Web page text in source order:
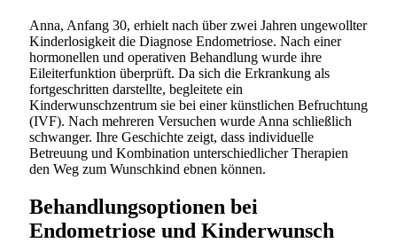
Anna, Anfang 30, erhielt nach über zwei Jahren ungewollter
Kinderlosigkeit die Diagnose Endometriose. Nach einer
hormonellen und operativen Behandlung wurde ihre
Eileiterfunktion überprüft. Da sich die Erkrankung als
fortgeschritten darstellte, begleitete ein
Kinderwunschzentrum sie bei einer künstlichen Befruchtung
(IVF). Nach mehreren Versuchen wurde Anna schließlich
schwanger. Ihre Geschichte zeigt, dass individuelle
Betreuung und Kombination unterschiedlicher Therapien
den Weg zum Wunschkind ebnen können.
Behandlungsoptionen bei
Endometriose und Kinderwunsch